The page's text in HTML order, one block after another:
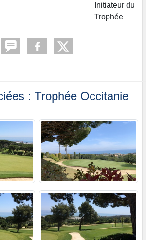
Initiateur du
Trophée
: Trophée Occitanie